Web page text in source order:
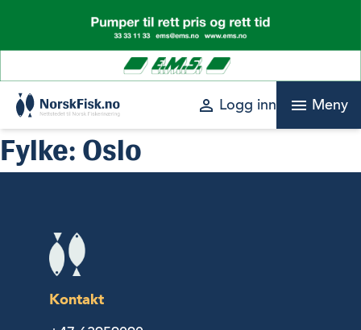
content
perm_identity Logg inn menu Meny
Fylke: Oslo
Kontakt